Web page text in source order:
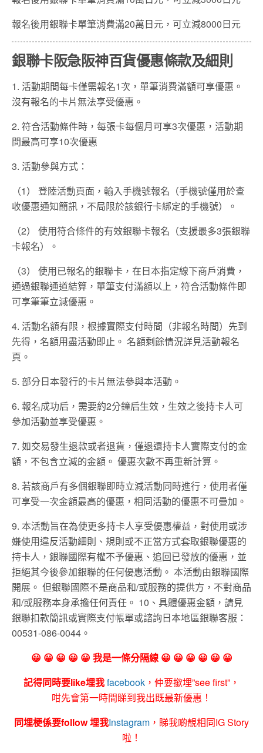
報名後用銀聯卡單筆消費滿20萬日元，可立減8000日元
銀聯卡阪急阪神百貨優惠條款及細則
1. 活動期間每卡僅需報名1次，單筆消費滿額可享優惠。
沒有報名的卡片無法享受優惠。
2. 符合活動條件時，每張卡每個月可享3次優惠，活動期
間最高可享10次優惠
3. 活動參與方式：
（1） 登陸活動頁面，輸入手機號報名（手機號僅用於查
收優惠通知簡訊，不局限於該銀行卡綁定的手機號）。
（2） 使用符合條件的有效銀聯卡報名（支援最多3張銀聯
卡報名）。
（3） 使用已報名的銀聯卡，在日本指定線下商戶消費，
通過銀聯通道結算，單筆支付滿額以上，符合活動條件即
可享筆筆立減優惠。
4. 活動名額有限，根據實際支付時間（非報名時間）先到
先得，名額用盡活動即止。 名額剩餘情況詳見活動報名
頁。
5. 部分日本發行的卡片無法參與本活動。
6. 報名成功后，需要約2分鐘后生效，生效之後持卡人可
參加活動並享受優惠。
7. 如交易發生退款或者退貨，僅退還持卡人實際支付的金
額，不包含立減的金額。 優惠次數不再重新計算。
8. 若該商戶有多個銀聯即時立減活動同時進行，使用者僅
可享受一次金額最高的優惠，相同活動的優惠不可疊加。
9. 本活動旨在為使更多持卡人享受優惠權益，對使用或涉
嫌使用違反活動細則、規則或不正當方式套取銀聯優惠的
持卡人，銀聯國際有權不予優惠、追回已發放的優惠，並
拒絕其今後參加銀聯的任何優惠活動。 本活動由銀聯國際
開展。 但銀聯國際不是商品和/或服務的提供方，不對商品
和/或服務本身承擔任何責任。 10、具體優惠金額，請見
銀聯扣款簡訊或實際支付帳單或諮詢日本地區銀聯客服：
00531-086-0044。
😀 😀 😀 😀 😀 我是一條分隔線 😀 😀 😀 😀 😀 😀
記得同時要like埋我facebook ，仲要撳埋”see first”，
咁先會第一時間睇到我出既最新優惠！
同埋梗係要follow 埋我Instagram ，睇我啲靚相同IG Story
啦！